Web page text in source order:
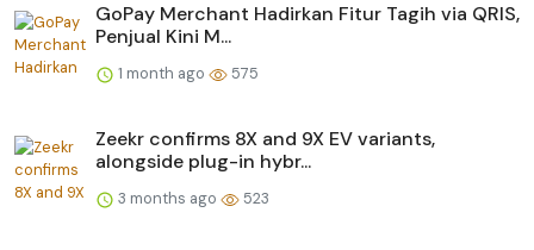
GoPay Merchant Hadirkan Fitur Tagih via QRIS,
Penjual Kini M...
1 month ago 575
Zeekr confirms 8X and 9X EV variants,
alongside plug-in hybr...
3 months ago 523